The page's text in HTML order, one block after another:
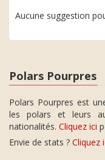
Aucune suggestion
Polars Pourpres
Polars Pourpres est
les polars et leurs
nationalités. Cliquez ici
Envie de stats ? Cliquez